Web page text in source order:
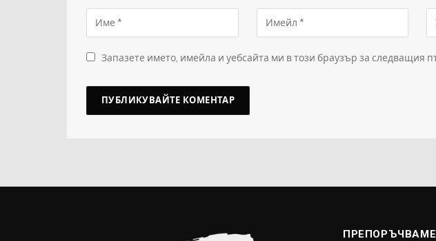
Запазете името, имейла и уебсайта ми в този браузър за следващия